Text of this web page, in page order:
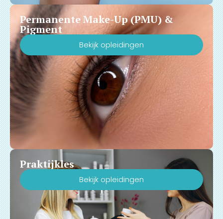
Permanente Make-Up (PMU) &
Pigment
Bekijk opleidingen
Praktijkles
Bekijk opleidingen